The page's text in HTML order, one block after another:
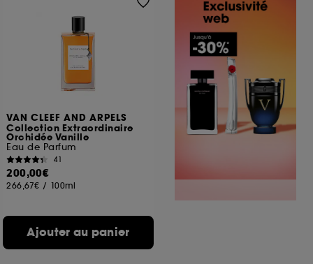
VAN CLEEF AND ARPELS
Collection Extraordinaire
Orchidée Vanille
Eau de Parfum
41
200,00€
266,67€ / 100ml
Ajouter au panier